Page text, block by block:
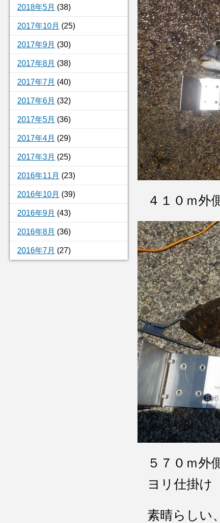
2018年5月 (38)
2017年10月 (25)
2017年9月 (30)
2017年8月 (38)
2017年7月 (40)
2017年6月 (32)
2017年5月 (36)
2017年4月 (29)
2017年3月 (25)
2016年11月 (23)
2016年10月 (39)
2016年9月 (43)
2016年8月 (36)
2016年7月 (27)
４１０ｍ
５７０ｍ
ヨリ仕掛け
素晴らしい